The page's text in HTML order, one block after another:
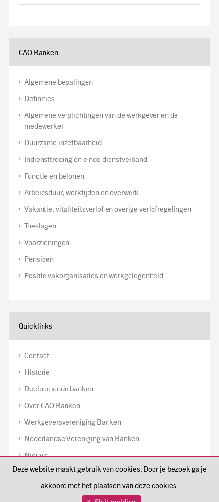
Deze website maakt gebruik van cookies. Door je bezoek ga je
akkoord met het plaatsen van deze cookies.
CAO Banken
Algemene bepalingen
Definities
Algemene verplichtingen van de werkgever en de
medewerker
Duurzame inzetbaarheid
Indiensttreding en einde dienstverband
Functie en belonen
Arbeidsduur, werktijden en overwerk
Vakantie, vitaliteitsverlof en overige verlofregelingen
Toeslagen
Voorzieningen
Pensioen
Positie vakorganisaties en werkgelegenheid
Quicklinks
Contact
Historie
Deelnemende banken
Over CAO Banken
Werkgeversvereniging Banken
Nederlandse Vereniging van Banken
Nieuws
Disclaimer
Cookiebeleid